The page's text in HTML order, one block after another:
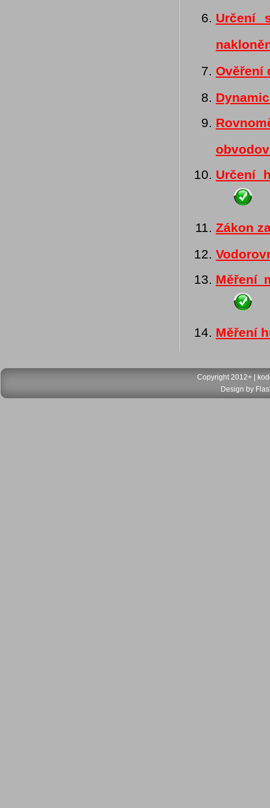
Určení
Ověření
Určení
Zákon
Měření
Měření
Copyright 2012+ |
Design by